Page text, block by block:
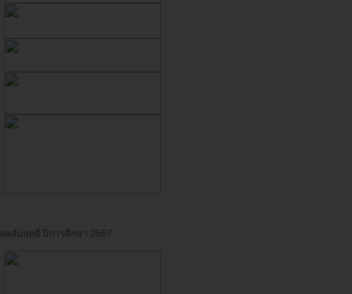
ผลสัมฤทธิ์ ปีการศึกษา 2567